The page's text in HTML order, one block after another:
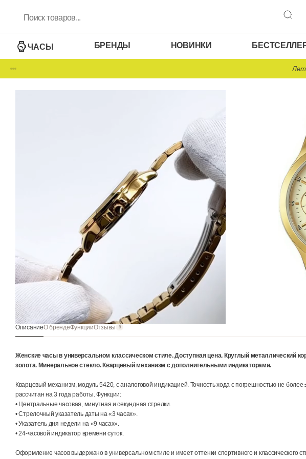
ЧАСЫ БРЕНДЫ НОВИНКИ
ОписаниеО брендеФункцииОтзывы 8
Женские часы в универсальном классическом стиле. Доступная цена. Круглый
золота. Минеральное стекло. Кварцевый механизм с дополнительными
Кварцевый механизм, модуль 5420, с аналоговой индикацией. Точность хода с